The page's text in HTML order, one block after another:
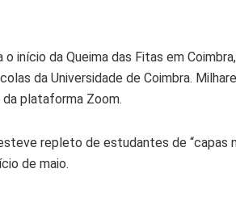
início da Queima das Fitas em
da Universidade de Coimbra.
plataforma Zoom.
repleto de estudantes de “capas
de maio.